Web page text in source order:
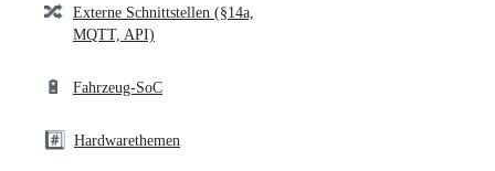
🔀 Externe Schnittstellen (§14a,
MQTT, API)
🔋 Fahrzeug-SoC
#️⃣ Hardwarethemen